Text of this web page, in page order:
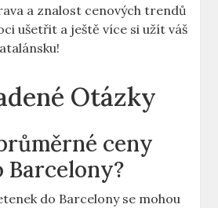
a znalost cenových trendů
ušetřit a ještě více si užít váš
Otázky
ceny
Barcelony?
do Barcelony se mohou